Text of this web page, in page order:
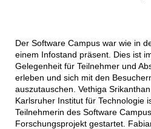
Der Software Campus war wie in
einem Infostand präsent. Dies ist
Gelegenheit für Teilnehmer und
erleben und sich mit den
auszutauschen. Vethiga
Karlsruher Institut für Technologie
Teilnehmerin des Software
Forschungsprojekt gestartet.